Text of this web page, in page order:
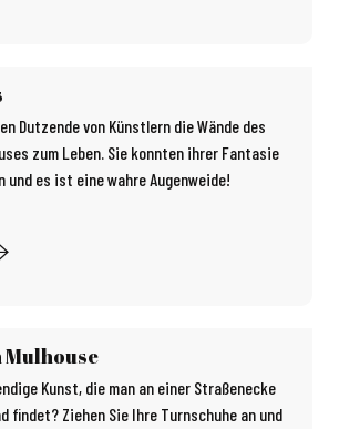
Dutzende von Künstlern die Wände des
zum Leben. Sie konnten ihrer Fantasie
es ist eine wahre Augenweide!
Kunst, die man an einer Straßenecke
findet? Ziehen Sie Ihre Turnschuhe an und